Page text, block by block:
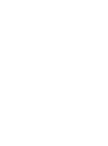
da Lista Ordenada da